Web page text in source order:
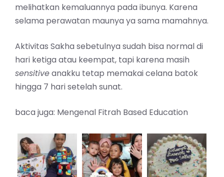
melihatkan kemaluannya pada ibunya. Karena
selama perawatan maunya ya sama mamahnya.
Aktivitas Sakha sebetulnya sudah bisa normal di
hari ketiga atau keempat, tapi karena masih
sensitiveanakku tetap memakai celana batok
hingga 7 hari setelah sunat.
baca juga: Mengenal Fitrah Based Education